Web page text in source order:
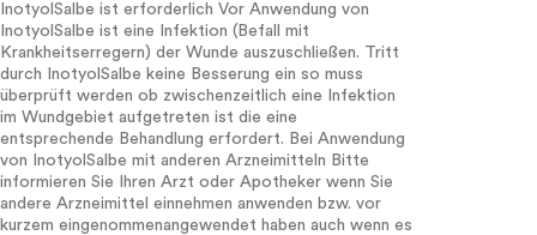
InotyolSalbe ist erforderlich Vor Anwendung von
InotyolSalbe ist eine Infektion (Befall mit
Krankheitserregern) der Wunde auszuschließen. Tritt
durch InotyolSalbe keine Besserung ein so muss
überprüft werden ob zwischenzeitlich eine Infektion
im Wundgebiet aufgetreten ist die eine
entsprechende Behandlung erfordert. Bei Anwendung
von InotyolSalbe mit anderen Arzneimitteln Bitte
informieren Sie Ihren Arzt oder Apotheker wenn Sie
andere Arzneimittel einnehmen anwenden bzw. vor
kurzem eingenommenangewendet haben auch wenn es